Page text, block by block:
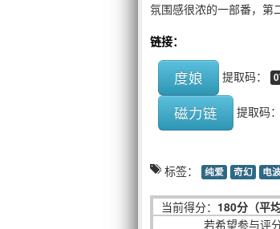
氛围感很浓的一部番，第
链接：
度娘 提取码：
磁力链 提取码：
标签： 纯爱 奇幻 电
当前得分： 180分（平
若希望参与评